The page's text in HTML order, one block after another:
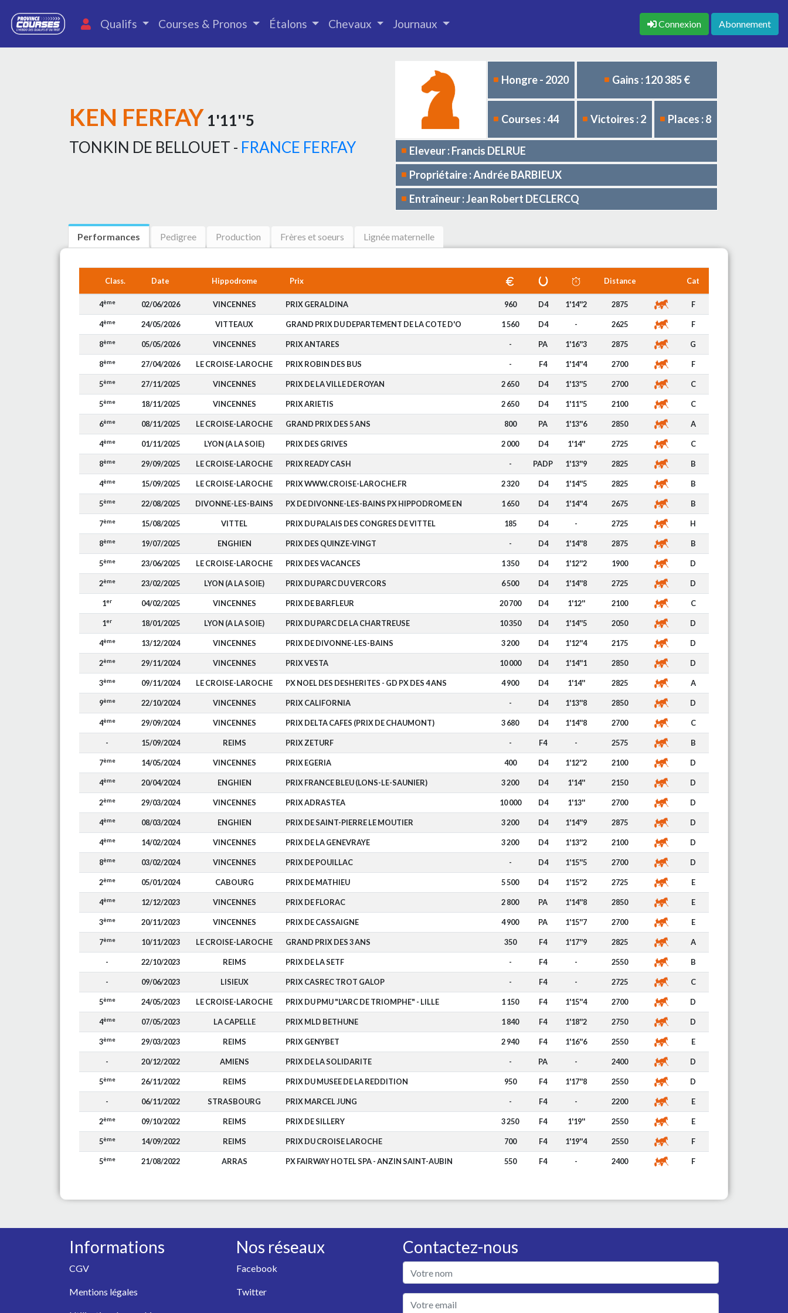
Qualifs Courses & Pronos Étalons Chevaux Journaux Connexion Abonnement
KEN FERFAY 1'11''5
TONKIN DE BELLOUET - FRANCE FERFAY
Hongre - 2020 Gains : 120 385 €
Courses : 44 Victoires : 2 Places : 8
Eleveur : Francis DELRUE
Propriétaire : Andrée BARBIEUX
Entraîneur : Jean Robert DECLERCQ
Performances Pedigree Production Frères et soeurs Lignée maternelle
Class. Date Hippodrome Prix Distance Cat
4ème 02/06/2026 VINCENNES PRIX GERALDINA 960 D4 1'14''2 2875 F
4ème 24/05/2026 VITTEAUX GRAND PRIX DU DEPARTEMENT DE LA COTE D'O 1 560 D4 - 2625 F
8ème 05/05/2026 VINCENNES PRIX ANTARES - PA 1'16''3 2875 G
8ème 27/04/2026 LE CROISE-LAROCHE PRIX ROBIN DES BUS - F4 1'14''4 2700 F
5ème 27/11/2025 VINCENNES PRIX DE LA VILLE DE ROYAN 2 650 D4 1'13''5 2700 C
5ème 18/11/2025 VINCENNES PRIX ARIETIS 2 650 D4 1'11''5 2100 C
6ème 08/11/2025 LE CROISE-LAROCHE GRAND PRIX DES 5 ANS 800 PA 1'13''6 2850 A
4ème 01/11/2025 LYON (A LA SOIE) PRIX DES GRIVES 2 000 D4 1'14'' 2725 C
8ème 29/09/2025 LE CROISE-LAROCHE PRIX READY CASH - PADP 1'13''9 2825 B
4ème 15/09/2025 LE CROISE-LAROCHE PRIX WWW.CROISE-LAROCHE.FR 2 320 D4 1'14''5 2825 B
5ème 22/08/2025 DIVONNE-LES-BAINS PX DE DIVONNE-LES-BAINS PX HIPPODROME EN 1 650 D4 1'14''4 2675 B
7ème 15/08/2025 VITTEL PRIX DU PALAIS DES CONGRES DE VITTEL 185 D4 - 2725 H
8ème 19/07/2025 ENGHIEN PRIX DES QUINZE-VINGT - D4 1'14''8 2875 B
5ème 23/06/2025 LE CROISE-LAROCHE PRIX DES VACANCES 1 350 D4 1'12''2 1900 D
2ème 23/02/2025 LYON (A LA SOIE) PRIX DU PARC DU VERCORS 6 500 D4 1'14''8 2725 D
1er 04/02/2025 VINCENNES PRIX DE BARFLEUR 20 700 D4 1'12'' 2100 C
1er 18/01/2025 LYON (A LA SOIE) PRIX DU PARC DE LA CHARTREUSE 10 350 D4 1'14''5 2050 D
4ème 13/12/2024 VINCENNES PRIX DE DIVONNE-LES-BAINS 3 200 D4 1'12''4 2175 D
2ème 29/11/2024 VINCENNES PRIX VESTA 10 000 D4 1'14''1 2850 D
3ème 09/11/2024 LE CROISE-LAROCHE PX NOEL DES DESHERITES - GD PX DES 4 ANS 4 900 D4 1'14'' 2825 A
9ème 22/10/2024 VINCENNES PRIX CALIFORNIA - D4 1'13''8 2850 D
4ème 29/09/2024 VINCENNES PRIX DELTA CAFES (PRIX DE CHAUMONT) 3 680 D4 1'14''8 2700 C
- 15/09/2024 REIMS PRIX ZETURF - F4 - 2575 B
7ème 14/05/2024 VINCENNES PRIX EGERIA 400 D4 1'12''2 2100 D
4ème 20/04/2024 ENGHIEN PRIX FRANCE BLEU (LONS-LE-SAUNIER) 3 200 D4 1'14'' 2150 D
2ème 29/03/2024 VINCENNES PRIX ADRASTEA 10 000 D4 1'13'' 2700 D
4ème 08/03/2024 ENGHIEN PRIX DE SAINT-PIERRE LE MOUTIER 3 200 D4 1'14''9 2875 D
4ème 14/02/2024 VINCENNES PRIX DE LA GENEVRAYE 3 200 D4 1'13''2 2100 D
8ème 03/02/2024 VINCENNES PRIX DE POUILLAC - D4 1'15''5 2700 D
2ème 05/01/2024 CABOURG PRIX DE MATHIEU 5 500 D4 1'15''2 2725 E
4ème 12/12/2023 VINCENNES PRIX DE FLORAC 2 800 PA 1'14''8 2850 E
3ème 20/11/2023 VINCENNES PRIX DE CASSAIGNE 4 900 PA 1'15''7 2700 E
7ème 10/11/2023 LE CROISE-LAROCHE GRAND PRIX DES 3 ANS 350 F4 1'17''9 2825 A
- 22/10/2023 REIMS PRIX DE LA SETF - F4 - 2550 B
- 09/06/2023 LISIEUX PRIX CASREC TROT GALOP - F4 - 2725 C
5ème 24/05/2023 LE CROISE-LAROCHE PRIX DU PMU "L'ARC DE TRIOMPHE" - LILLE 1 150 F4 1'15''4 2700 D
4ème 07/05/2023 LA CAPELLE PRIX MLD BETHUNE 1 840 F4 1'18''2 2750 D
3ème 29/03/2023 REIMS PRIX GENYBET 2 940 F4 1'16''6 2550 E
- 20/12/2022 AMIENS PRIX DE LA SOLIDARITE - PA - 2400 D
5ème 26/11/2022 REIMS PRIX DU MUSEE DE LA REDDITION 950 F4 1'17''8 2550 D
- 06/11/2022 STRASBOURG PRIX MARCEL JUNG - F4 - 2200 E
2ème 09/10/2022 REIMS PRIX DE SILLERY 3 250 F4 1'19'' 2550 E
5ème 14/09/2022 REIMS PRIX DU CROISE LAROCHE 700 F4 1'19''4 2550 F
5ème 21/08/2022 ARRAS PX FAIRWAY HOTEL SPA - ANZIN SAINT-AUBIN 550 F4 - 2400 F
Informations
CGV
Mentions légales
Nos réseaux
Facebook
Twitter
Contactez-nous